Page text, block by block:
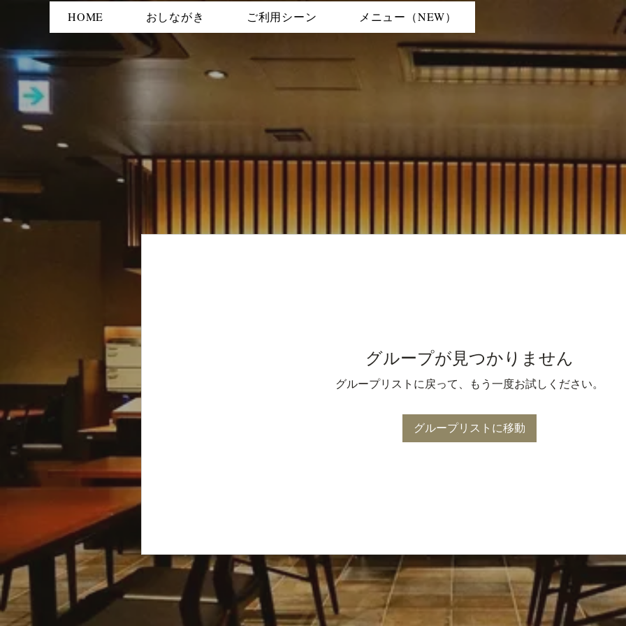
HOME おしながき ご利用シーン メニュー（NEW）
グループが見つかりません
グループリストに戻って、もう一度お試しください。
グループリストに移動